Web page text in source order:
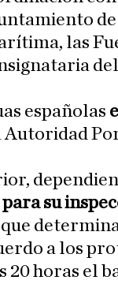
las
españolas
su
a los
20 horas el